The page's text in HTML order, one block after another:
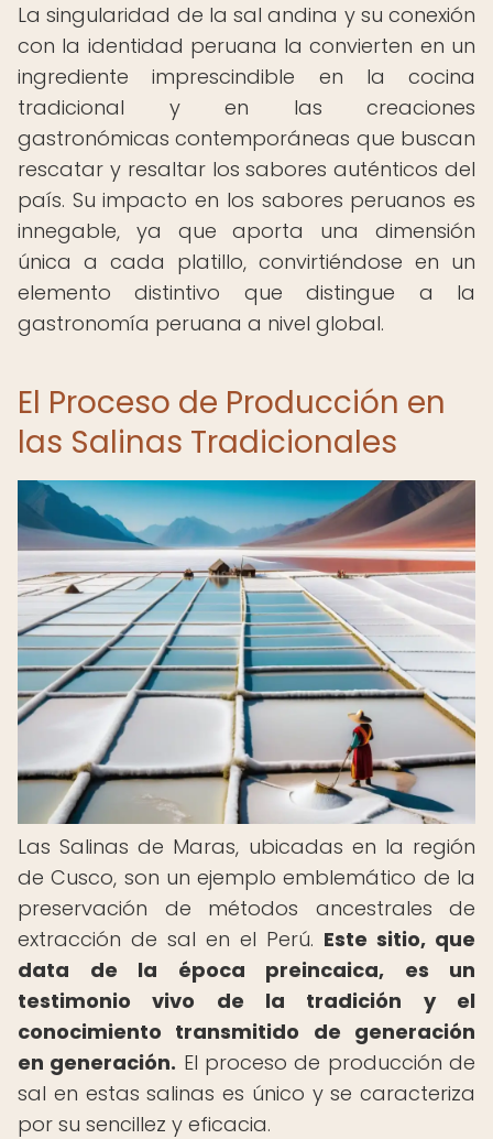
La singularidad de la sal andina y su conexión
con la identidad peruana la convierten en un
ingrediente imprescindible en la cocina
tradicional y en las creaciones
gastronómicas contemporáneas que buscan
rescatar y resaltar los sabores auténticos del
país. Su impacto en los sabores peruanos es
innegable, ya que aporta una dimensión
única a cada platillo, convirtiéndose en un
elemento distintivo que distingue a la
gastronomía peruana a nivel global.
El Proceso de Producción en
las Salinas Tradicionales
Las Salinas de Maras, ubicadas en la región
de Cusco, son un ejemplo emblemático de la
preservación de métodos ancestrales de
extracción de sal en el Perú. Este sitio, que
data de la época preincaica, es un
testimonio vivo de la tradición y el
conocimiento transmitido de generación
en generación. El proceso de producción de
sal en estas salinas es único y se caracteriza
por su sencillez y eficacia.